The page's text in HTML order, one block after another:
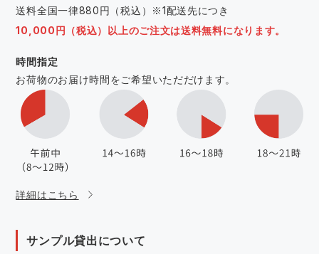
送料全国一律880円（税込）※1配送先につき
10,000円（税込）以上のご注文は送料無料になります。
時間指定
お荷物のお届け時間をご希望いただだけます。
詳細はこちら
サンプル貸出について